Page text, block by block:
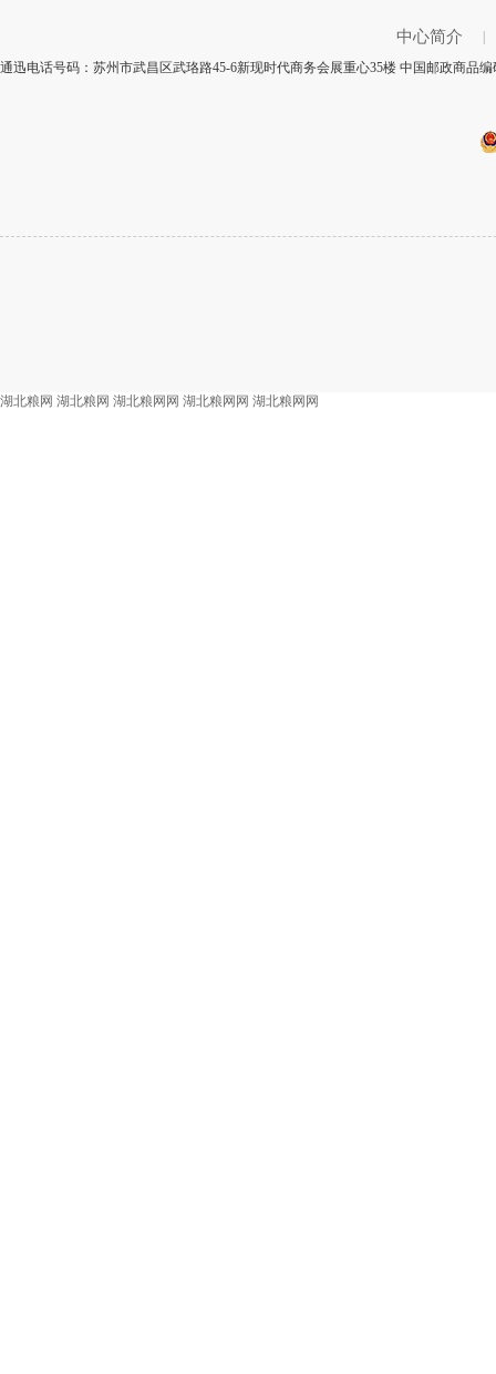
中心简介
通迅电话号码：苏州市武昌区武珞路45-6新现时代商务会展重心35楼 中国邮政商品
湖北粮网 湖北粮网 湖北粮网网 湖北粮网网 湖北粮网网